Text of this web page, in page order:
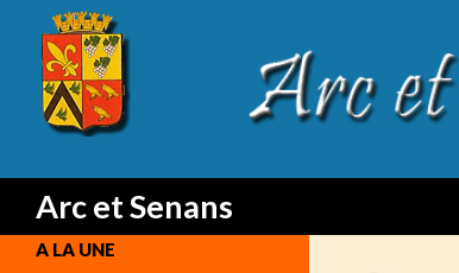
Arc et Senans
Search
A LA UNE